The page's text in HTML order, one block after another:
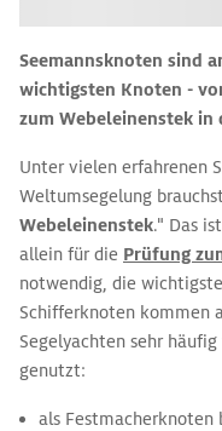
Seemannsknoten sind
wichtigsten Knoten -
zum Webeleinenstek in
Unter vielen erfahrenen
Weltumsegelung
Webeleinenstek." Das
allein für die Prüfung
notwendig, die
Schifferknoten kommen
Segelyachten sehr
genutzt:
als Festmacherknoten